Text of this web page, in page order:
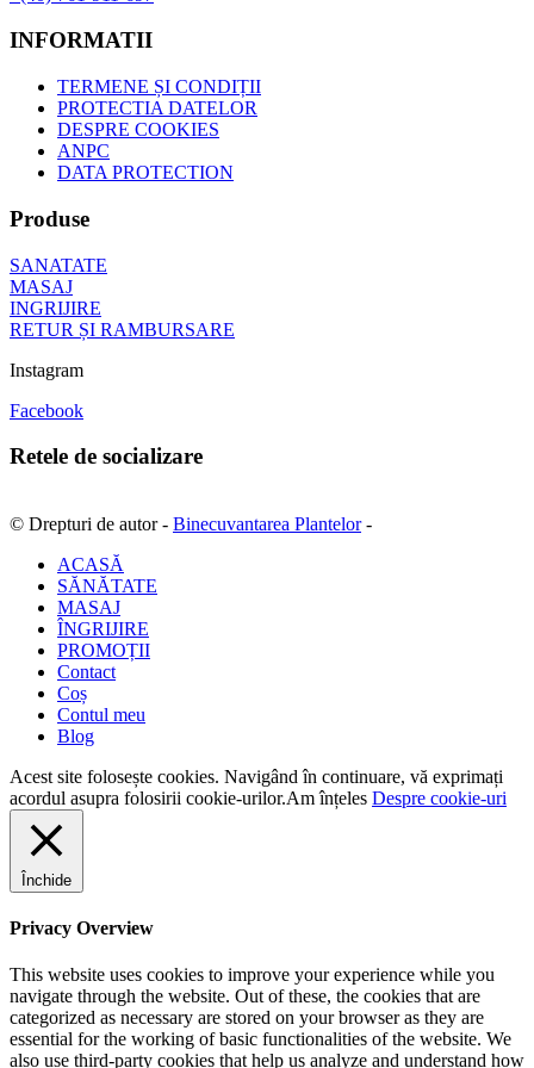
INFORMATII
TERMENE ȘI CONDIȚII
PROTECTIA DATELOR
DESPRE COOKIES
ANPC
DATA PROTECTION
Produse
SANATATE
MASAJ
INGRIJIRE
RETUR ȘI RAMBURSARE
Instagram
Facebook
Retele de socializare
© Drepturi de autor - Binecuvantarea Plantelor-
ACASĂ
SĂNĂTATE
MASAJ
ÎNGRIJIRE
PROMOȚII
Contact
Coș
Contul meu
Blog
Acest site folosește cookies. Navigând în continuare, vă exprimați
acordul asupra folosirii cookie-urilor.Am înțeles Despre cookie-uri
Închide
Privacy Overview
This website uses cookies to improve your experience while you
navigate through the website. Out of these, the cookies that are
categorized as necessary are stored on your browser as they are
essential for the working of basic functionalities of the website. We
also use third-party cookies that help us analyze and understand how